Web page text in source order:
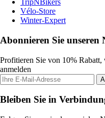
TripNBikers
Vélo-Store
Winter-Expert
Abonnieren Sie unseren
Profitieren Sie von 10%
anmelden
Bleiben Sie in